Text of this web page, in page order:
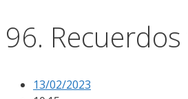
96.
13/02/2023